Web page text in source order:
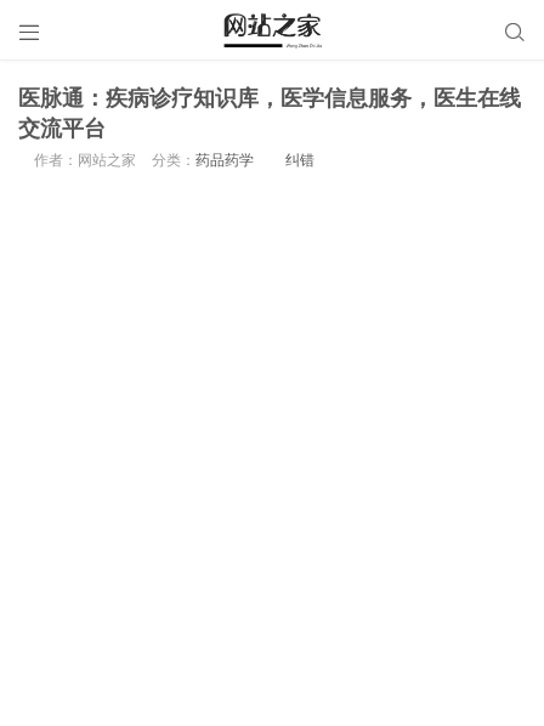
 
医脉通：疾病诊疗知识库，医学信息服务，医生在线
交流平台
作者：网站之家 分类： 药品药学 纠错